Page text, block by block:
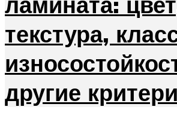
текстура,
другие